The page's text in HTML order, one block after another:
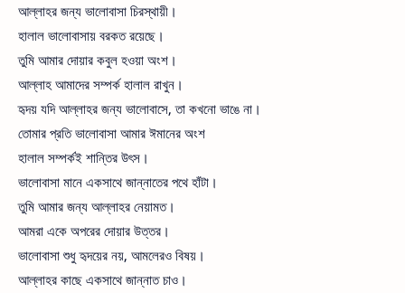
আল্লাহর জন্য ভালোবাসা চিরস্থায়ী।
হালাল ভালোবাসায় বরকত রয়েছে।
তুমি আমার দোয়ার কবুল হওয়া অংশ।
আল্লাহ আমাদের সম্পর্ক হালাল রাখুন।
হৃদয় যদি আল্লাহর জন্য ভালোবাসে, তা কখনো ভাঙে না।
তোমার প্রতি ভালোবাসা আমার ঈমানের অংশ
হালাল সম্পর্কই শান্তির উৎস।
ভালোবাসা মানে একসাথে জান্নাতের পথে হাঁটা।
তুমি আমার জন্য আল্লাহর নেয়ামত।
আমরা একে অপরের দোয়ার উত্তর।
ভালোবাসা শুধু হৃদয়ের নয়, আমলেরও বিষয়।
আল্লাহর কাছে একসাথে জান্নাত চাও।